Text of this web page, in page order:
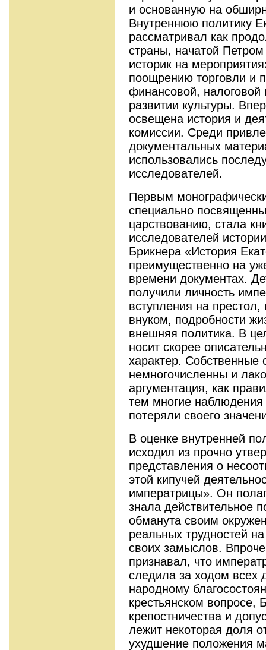
и основанную на
Внутреннюю политику
рассматривал как
страны, начатой
историк на
поощрению торговли и
финансовой, налоговой
развитии культуры.
освещена история и
комиссии. Среди
документальных
использовались
исследователей.
Первым
специально
царствованию, стала
исследователей
Брикнера «История
преимущественно на
времени документах.
получили личность
вступления на
внуком, подробности
внешняя политика. В
носит скорее
характер. Собственные
немногочисленны и
аргументация, как
тем многие
потеряли своего
В оценке внутренней
исходил из прочно
представления о
этой кипучей
императрицы». Он
знала действительное
обманута своим
реальных трудностей
своих замыслов.
признавал, что
следила за ходом всех
народному
крестьянском вопросе,
крепостничества и
лежит некоторая доля
ухудшение положения